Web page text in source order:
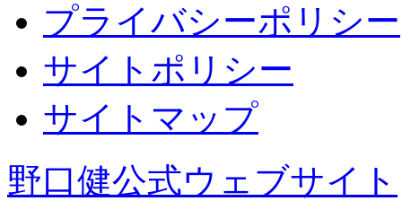
プライバシーポリシー
サイトポリシー
サイトマップ
野口健公式ウェブサイト